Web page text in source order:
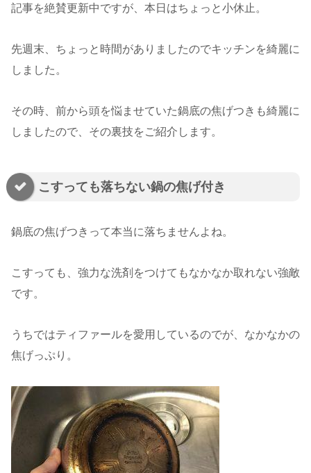
記事を絶賛更新中ですが、本日はちょっと小休止。
先週末、ちょっと時間がありましたのでキッチンを綺麗に
しました。
その時、前から頭を悩ませていた鍋底の焦げつきも綺麗に
しましたので、その裏技をご紹介します。
こすっても落ちない鍋の焦げ付き
鍋底の焦げつきって本当に落ちませんよね。
こすっても、強力な洗剤をつけてもなかなか取れない強敵
です。
うちではティファールを愛用しているのでが、なかなかの
焦げっぷり。